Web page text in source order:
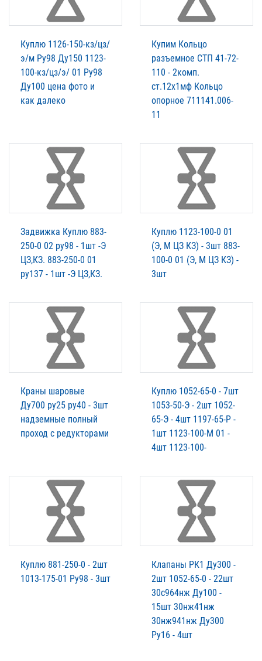
Куплю 1126-150-кз/цз/
э/м Ру98 Ду150 1123-
100-кз/цз/э/ 01 Ру98
Ду100 цена фото и
как далеко
Купим Кольцо
разъемное СТП 41-72-
110 - 2комп.
ст.12х1мф Кольцо
опорное 711141.006-
11
Задвижка Куплю 883-
250-0 02 ру98 - 1шт -Э
ЦЗ,КЗ. 883-250-0 01
ру137 - 1шт -Э ЦЗ,КЗ.
Куплю 1123-100-0 01
(Э, М ЦЗ КЗ) - 3шт 883-
100-0 01 (Э, М ЦЗ КЗ) -
3шт
Краны шаровые
Ду700 ру25 ру40 - 3шт
надземные полный
проход с редукторами
Куплю 1052-65-0 - 7шт
1053-50-Э - 2шт 1052-
65-Э - 4шт 1197-65-Р -
1шт 1123-100-М 01 -
4шт 1123-100-
Куплю 881-250-0 - 2шт
1013-175-01 Ру98 - 3шт
Клапаны РК1 Ду300 -
2шт 1052-65-0 - 22шт
30с964нж Ду100 -
15шт 30нж41нж
30нж941нж Ду300
Ру16 - 4шт